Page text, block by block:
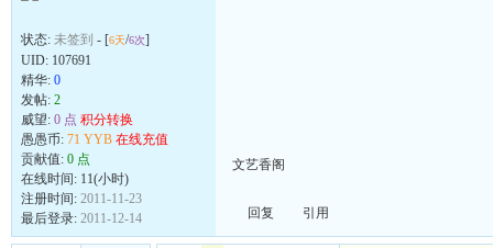
状态: 未签到 - [6天/6次]
UID: 107691
精华: 0
发帖: 2
威望: 0 点 积分转换
愚愚币: 71 YYB 在线充值
贡献值: 0 点
在线时间: 11(小时)
注册时间: 2011-11-23
最后登录: 2011-12-14
文艺香阁
回复 引用